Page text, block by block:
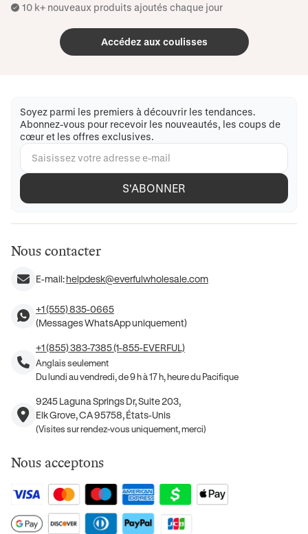
10 k+ nouveaux produits ajoutés chaque jour
Accédez aux coulisses
Soyez parmi les premiers à découvrir les tendances.
Abonnez-vous pour recevoir les nouveautés, les coups de
cœur et les offres exclusives.
S'ABONNER
Nous contacter
E-mail:helpdesk@everfulwholesale.com
+1 (555) 835-0665
(Messages WhatsApp uniquement)
+1 (855) 383-7385 (1-855-EVERFUL)
Anglais seulement
Du lundi au vendredi, de 9 h à 17 h, heure du Pacifique
9245 Laguna Springs Dr, Suite 203,
Elk Grove, CA 95758, États-Unis
(Visites sur rendez-vous uniquement, merci)
Nous acceptons